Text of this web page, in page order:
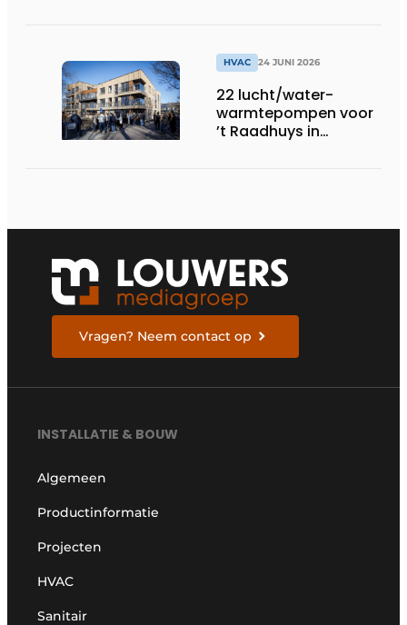
HVAC 24 JUNI 2026
22 lucht/water-
warmtepompen voor
’t Raadhuys in
Vragen? Neem contact op
INSTALLATIE & BOUW
Algemeen
Productinformatie
Projecten
HVAC
Sanitair